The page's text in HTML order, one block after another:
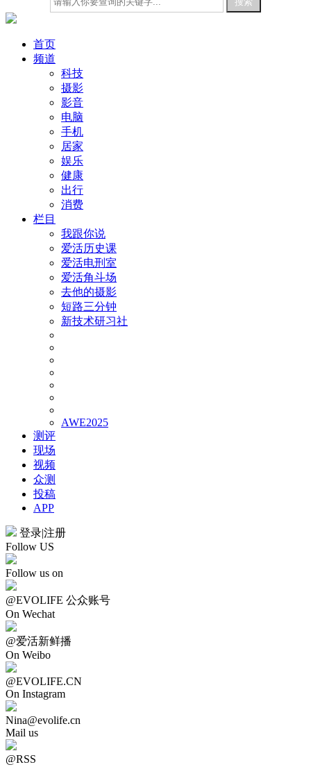
首页
频道
科技
摄影
影音
电脑
手机
居家
娱乐
健康
出行
消费
栏目
我跟你说
爱活历史课
爱活电刑室
爱活角斗场
去他的摄影
短路三分钟
新技术研习社
AWE2025
测评
现场
视频
众测
投稿
APP
登录|注册
Follow US
Follow us on
@EVOLIFE 公众账号
On Wechat
@爱活新鲜播
On Weibo
@EVOLIFE.CN
On Instagram
Nina@evolife.cn
Mail us
@RSS